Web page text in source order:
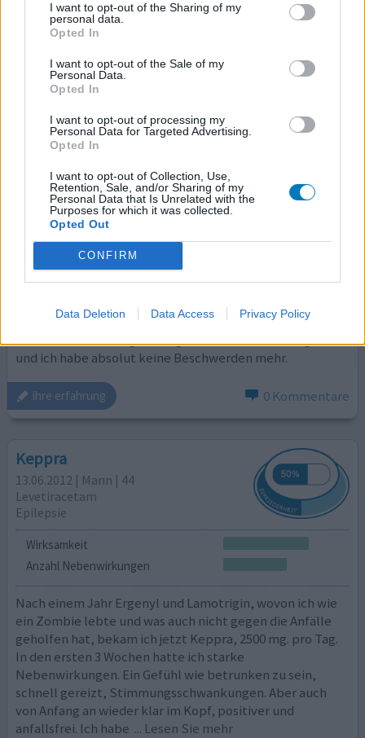
I want to opt-out of the Sharing of my
personal data.
Opted In
I want to opt-out of the Sale of my
Personal Data.
Opted In
I want to opt-out of processing my
Personal Data for Targeted Advertising.
Opted In
I want to opt-out of Collection, Use,
Retention, Sale, and/or Sharing of my
Personal Data that Is Unrelated with the
Purposes for which it was collected.
Opted Out
CONFIRM
Data Deletion Data Access Privacy Policy
Lachen war und durch diese Tabletten mutierte ich zu
einem depressiven unerträglichen Wesen, unerträglich
für sich selbst und seine Umwelt. Für andere mögen die
Lesen Sie mehr
ihre erfahrung
30.07.2012 | Frau | 40
Levetiracetam
Epilepsie
Wirksamkeit
Anzahl Nebenwirkungen
Ich nehme seit 2 Wochen Keppra. Die ersten 2 Tage 1 x 500
mg. am Tag. Ich war schrecklich müde und schlapp. Jetzt
nehme ich 2 x 250 mg. am Tag und 1 x Vitamine B täglich
und ich habe absolut keine Beschwerden mehr.
ihre erfahrung 0 Kommentare
Keppra
13.06.2012 | Mann | 44
Levetiracetam
Epilepsie
Wirksamkeit
Anzahl Nebenwirkungen
Nach einem Jahr Ergenyl und Lamotrigin, wovon ich wie
ein Zombie lebte und was auch nicht gegen die Anfälle
geholfen hat, bekam ich jetzt Keppra, 2500 mg. pro Tag.
In den ersten 3 Wochen hatte ich starke
Nebenwirkungen. Ein Gefühl wie betrunken zu sein,
schnell gereizt, Stimmungsschwankungen. Aber auch
von Anfang an wieder klar im Kopf, positiver und
anfallsfrei. Ich habe ... Lesen Sie mehr